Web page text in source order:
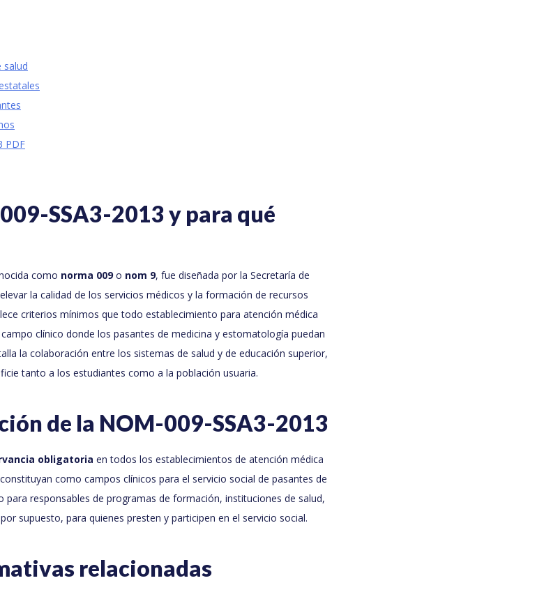
salud
PDF
SSA3-2013 y para qué
como norma 009o nom 9, fue diseñada por la Secretaría de
la calidad de los servicios médicos y la formación de recursos
criterios mínimos que todo establecimiento para atención médica
clínico donde los pasantes de medicina y estomatología puedan
la colaboración entre los sistemas de salud y de educación superior,
tanto a los estudiantes como a la población usuaria.
de la NOM-009-SSA3-2013
obligatoria en todos los establecimientos de atención médica
como campos clínicos para el servicio social de pasantes de
responsables de programas de formación, instituciones de salud,
supuesto, para quienes presten y participen en el servicio social.
relacionadas